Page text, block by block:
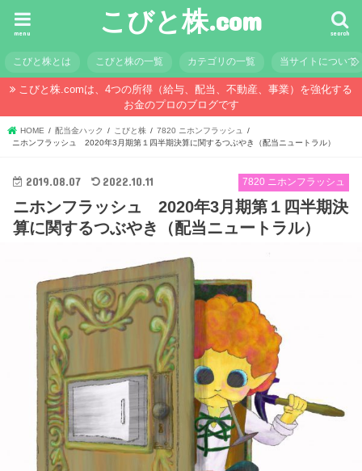
こびと株.com search
menu
こびと株とは こびと株の一覧 カテゴリの一覧 当サイトについて
こびと株.comは、4つの所得（給与、配当、不動産、事業）を強化する
お金のプロのブログです
HOME 配当金ハック こびと株
7820 ニホンフラッシュ
ニホンフラッシュ 2020年3月期第１四半期決算に関するつぶやき（配当ニュートラル）
7820 ニホンフラッシュ
2019.08.07 2022.10.11
ニホンフラッシュ 2020年3月期第１四半期決
算に関するつぶやき（配当ニュートラル）